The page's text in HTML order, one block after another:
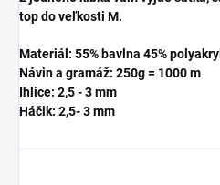
top do veľkosti M.
Materiál: 55% bavlna 45% polyakryl
Návin a gramáž: 250g = 1000 m
Ihlice: 2,5 - 3 mm
Háčik: 2,5- 3 mm